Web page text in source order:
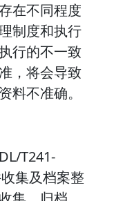
在不同程度
制度和执行
行的不一致
，将会导致
料不准确。
T241-
集及档案整